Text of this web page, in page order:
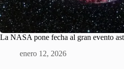
La NASA pone fecha al gran evento
enero 12, 2026